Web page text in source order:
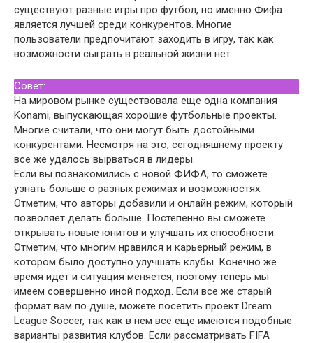
существуют разные игры про футбол, но именно Фифа
является лучшей среди конкурентов. Многие
пользователи предпочитают заходить в игру, так как
возможности сыграть в реальной жизни нет.
Совет:
На мировом рынке существовала еще одна компания
Konami, выпускающая хорошие футбольные проекты.
Многие считали, что они могут быть достойными
конкурентами. Несмотря на это, сегодняшнему проекту
все же удалось вырваться в лидеры.
Если вы познакомились с новой ФИФА, то сможете
узнать больше о разных режимах и возможностях.
Отметим, что авторы добавили и онлайн режим, который
позволяет делать больше. Постепенно вы сможете
открывать новые юнитов и улучшать их способности.
Отметим, что многим нравился и карьерный режим, в
котором было доступно улучшать клубы. Конечно же
время идет и ситуация меняется, поэтому теперь мы
имеем совершенно иной подход. Если все же старый
формат вам по душе, можете посетить проект Dream
League Soccer, так как в нем все еще имеются подобные
варианты развития клубов. Если рассматривать FIFA